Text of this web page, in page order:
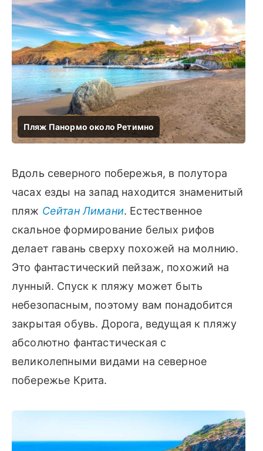
Вдоль северного побережья, в полутора
часах езды на запад находится знаменитый
пляж Сейтан Лимани. Естественное
скальное формирование белых рифов
делает гавань сверху похожей на молнию.
Это фантастический пейзаж, похожий на
лунный. Спуск к пляжу может быть
небезопасным, поэтому вам понадобится
закрытая обувь. Дорога, ведущая к пляжу
абсолютно фантастическая с
великолепными видами на северное
побережье Крита.